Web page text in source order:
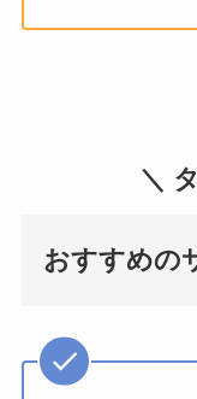
＼
おすすめの